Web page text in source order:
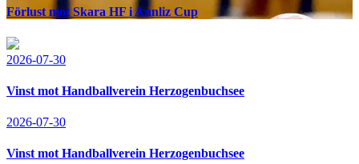
Förlust mot Skara HF i Annliz Cup
2026-07-30
Vinst mot Handballverein Herzogenbuchsee
2026-07-30
Vinst mot Handballverein Herzogenbuchsee